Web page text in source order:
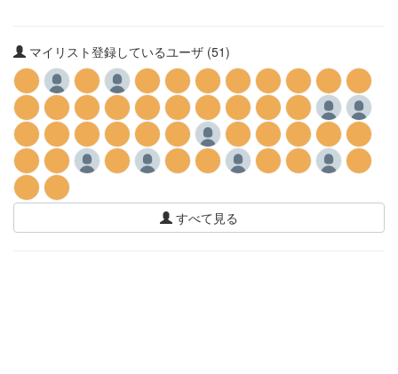
マイリスト登録しているユーザ (51)
すべて見る